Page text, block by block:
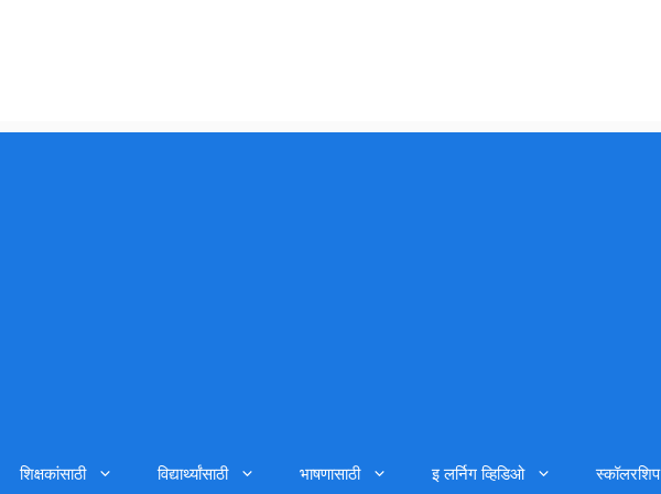
शिक्षकांसाठी विद्यार्थ्यांसाठी भाषणासाठी इ लर्निग व्हिडिओ स्कॉलरशिप